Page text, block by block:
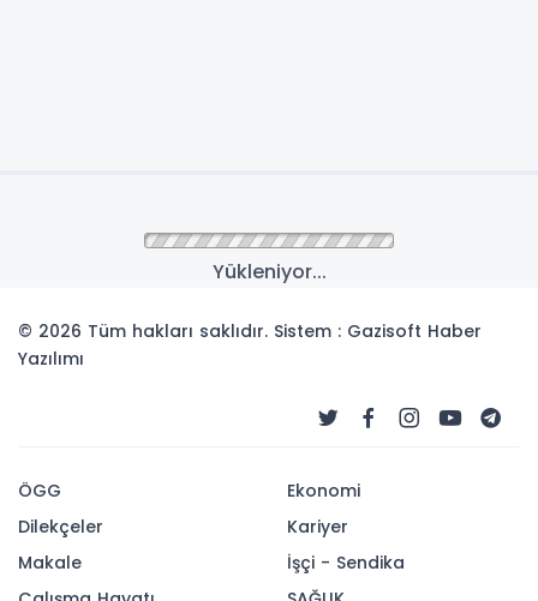
Yükleniyor...
© 2026 Tüm hakları saklıdır. Sistem : Gazisoft Haber
Yazılımı
ÖGG
Dilekçeler
Makale
Ekonomi
Kariyer
İşçi - Sendika